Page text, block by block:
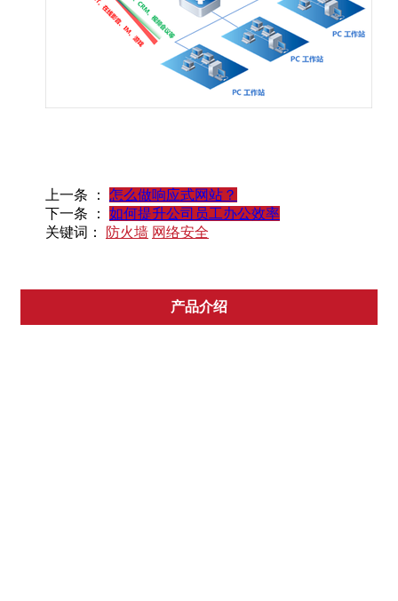
上一条 ：
怎么做响应式网站？
下一条 ：
如何提升公司员工办公效率
关键词：
防火墙 网络安全
产品介绍